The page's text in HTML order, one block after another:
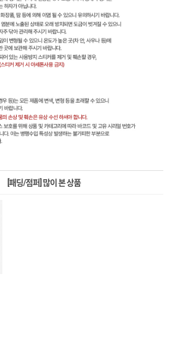
[패딩/점퍼] 많이 본 상품